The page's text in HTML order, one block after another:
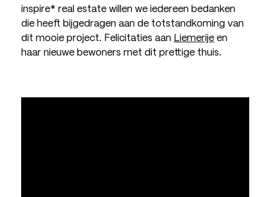
inspire* real estate willen we iedereen bedanken
die heeft bijgedragen aan de totstandkoming van
dit mooie project. Felicitaties aan Liemerije en
haar nieuwe bewoners met dit prettige thuis.